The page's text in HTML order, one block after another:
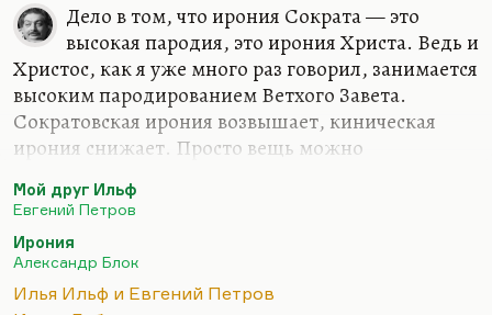
Дело в том, что ирония Сократа — это
высокая пародия, это ирония Христа. Ведь и
Христос, как я уже много раз говорил, занимается
высоким пародированием Ветхого Завета.
Сократовская ирония возвышает, киническая
ирония снижает. Просто вещь можно
её; а можно в цинический, грубый — ослабить.
Вот Блок говорит прежде всего об иронии
именно в киническом смысле, потому что
подвергать всё осмеянию — это признак отказа от
исторического усилия, это признак слабости.
Мой друг Ильф
Евгений Петров
Ирония
Александр Блок
Илья Ильф и Евгений Петров